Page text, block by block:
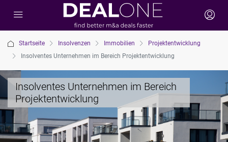
Startseite Insolvenzen Immobilien
Projektentwicklung
Insolventes Unternehmen im Bereich Projektentwicklung
Insolventes Unternehmen im Bereich
Projektentwicklung